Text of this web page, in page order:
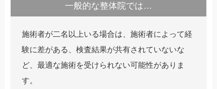
一般的な整体院では…
施術者が二名以上いる場合は、施術者によって経
験に差がある、検査結果が共有されていないな
ど、最適な施術を受けられない可能性がありま
す。